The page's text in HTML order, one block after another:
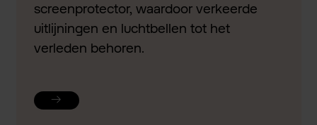
screenprotector, waardoor verkeerde
uitlijningen en luchtbellen tot het
verleden behoren.